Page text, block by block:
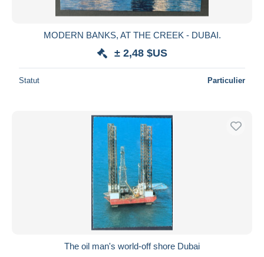
MODERN BANKS, AT THE CREEK - DUBAI.
± 2,48 $US
Statut Particulier
The oil man's world-off shore Dubai